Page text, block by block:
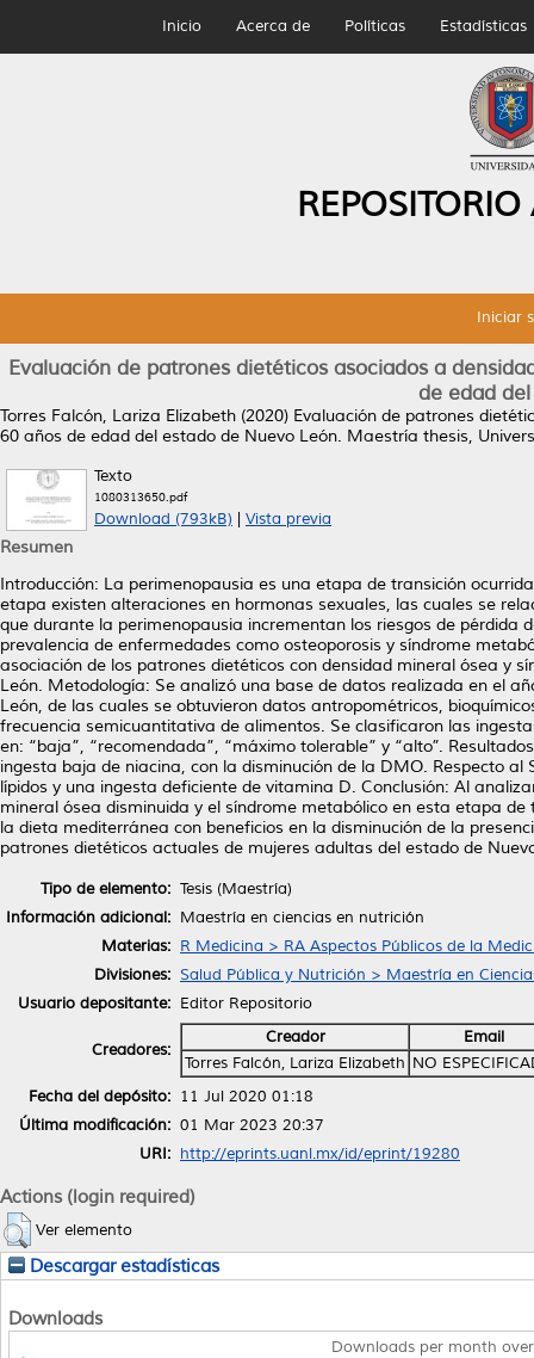
Inicio Acerca de Políticas Estadísticas
Iniciar
Evaluación de patrones dietéticos asociados a
de edad
Torres Falcón, Lariza Elizabeth (2020) Evaluación de patrones
60 años de edad del estado de Nuevo León. Maestría thesis,
Texto
1080313650.pdf
Download (793kB) Vista previa
Resumen
Introducción: La perimenopausia es una etapa de transición
etapa existen alteraciones en hormonas sexuales, las cuales se
que durante la perimenopausia incrementan los riesgos de
prevalencia de enfermedades como osteoporosis y síndrome
asociación de los patrones dietéticos con densidad mineral ósea y
León. Metodología: Se analizó una base de datos realizada en el
León, de las cuales se obtuvieron datos antropométricos,
frecuencia semicuantitativa de alimentos. Se clasificaron las
en: “baja”, “recomendada”, “máximo tolerable” y “alto”.
ingesta baja de niacina, con la disminución de la DMO. Respecto
lípidos y una ingesta deficiente de vitamina D. Conclusión: Al
mineral ósea disminuida y el síndrome metabólico en esta etapa
la dieta mediterránea con beneficios en la disminución de la
patrones dietéticos actuales de mujeres adultas del estado de
Tipo de elemento: Tesis (Maestría)
Información adicional: Maestría en ciencias en nutrición
Materias: R Medicina > RA Aspectos Públicos de la
Divisiones: Salud Pública y Nutrición > Maestría en
Usuario depositante: Editor Repositorio
Creadores:
Creador
Email
Torres Falcón, Lariza Elizabeth NO
Fecha del depósito: 11 Jul 2020 01:18
Última modificación: 01 Mar 2023 20:37
URI: http://eprints.uanl.mx/id/eprint/19280
Actions (login required)
Ver elemento
Descargar estadísticas
Downloads
Downloads per month